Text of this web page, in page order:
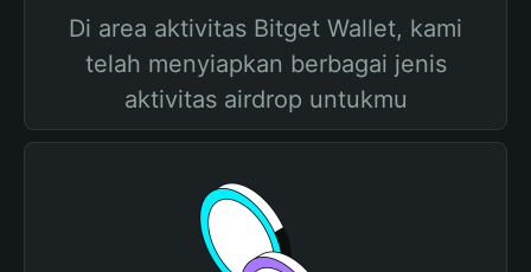
Di area aktivitas Bitget Wallet, kami
telah menyiapkan berbagai jenis
aktivitas airdrop untukmu